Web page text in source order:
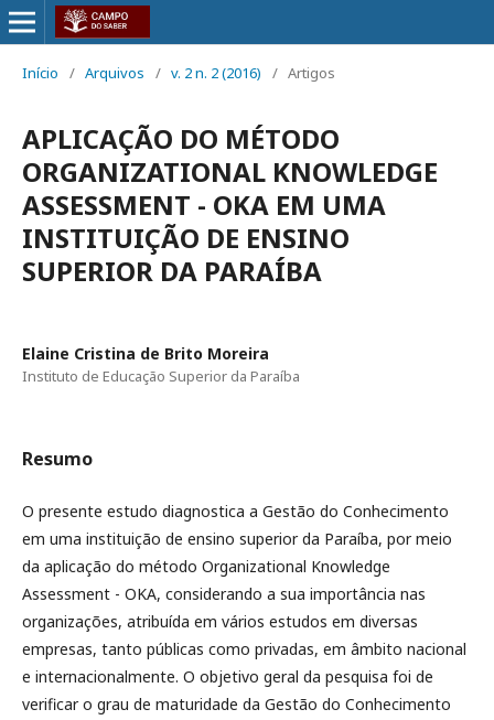
Início / Arquivos / v. 2 n. 2 (2016) / Artigos
APLICAÇÃO DO MÉTODO
ORGANIZATIONAL KNOWLEDGE
ASSESSMENT - OKA EM UMA
INSTITUIÇÃO DE ENSINO
SUPERIOR DA PARAÍBA
Elaine Cristina de Brito Moreira
Instituto de Educação Superior da Paraíba
Resumo
O presente estudo diagnostica a Gestão do Conhecimento
em uma instituição de ensino superior da Paraíba, por meio
da aplicação do método Organizational Knowledge
Assessment - OKA, considerando a sua importância nas
organizações, atribuída em vários estudos em diversas
empresas, tanto públicas como privadas, em âmbito nacional
e internacionalmente. O objetivo geral da pesquisa foi de
verificar o grau de maturidade da Gestão do Conhecimento